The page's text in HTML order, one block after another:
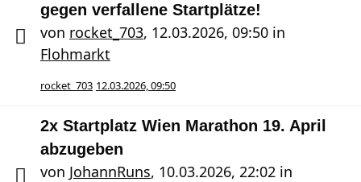
gegen verfallene Startplätze!
von rocket_703, 12.03.2026, 09:50 in
Flohmarkt
rocket_703 12.03.2026, 09:50
2x Startplatz Wien Marathon 19. April
abzugeben
von JohannRuns, 10.03.2026, 22:02 in